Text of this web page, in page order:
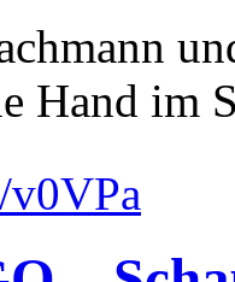
Hand
v0VPa